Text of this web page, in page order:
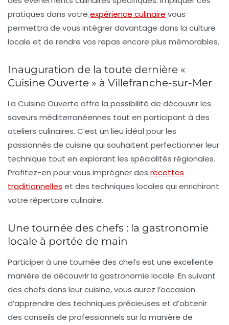
pratiques dans votre expérience culinaire vous
permettra de vous intégrer davantage dans la culture
locale et de rendre vos repas encore plus mémorables.
Inauguration de la toute dernière «
Cuisine Ouverte » à Villefranche-sur-Mer
La Cuisine Ouverte offre la possibilité de découvrir les
saveurs méditerranéennes tout en participant à des
ateliers culinaires. C’est un lieu idéal pour les
passionnés de cuisine qui souhaitent perfectionner leur
technique tout en explorant les spécialités régionales.
Profitez-en pour vous imprégner des recettes
traditionnelles et des techniques locales qui enrichiront
votre répertoire culinaire.
Une tournée des chefs : la gastronomie
locale à portée de main
Participer à une tournée des chefs est une excellente
manière de découvrir la gastronomie locale. En suivant
des chefs dans leur cuisine, vous aurez l’occasion
d’apprendre des techniques précieuses et d’obtenir
des conseils de professionnels sur la manière de